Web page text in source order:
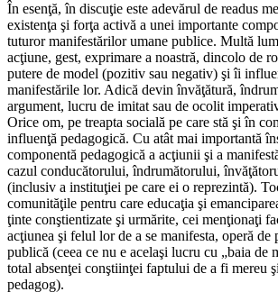
În esenţă, în discuţie este adevărul de readus
existenţa şi forţa activă a unei importante
tuturor manifestărilor umane publice. Multă
acţiune, gest, exprimare a noastră, dincolo de
putere de model (pozitiv sau negativ) şi îi
manifestările lor. Adică devin învăţătură,
argument, lucru de imitat sau de ocolit
Orice om, pe treapta socială pe care stă şi în
influenţă pedagogică. Cu atât mai importantă
componentă pedagogică a acţiunii şi a
cazul conducătorului, îndrumătorului,
(inclusiv a instituţiei pe care ei o reprezintă).
comunităţile pentru care educaţia şi
ţinte conştientizate şi urmărite, cei menţionaţi
acţiunea şi felul lor de a se manifesta, operă de
publică (ceea ce nu e acelaşi lucru cu „baia de
total absenţei conştiinţei faptului de a fi mereu
pedagog).